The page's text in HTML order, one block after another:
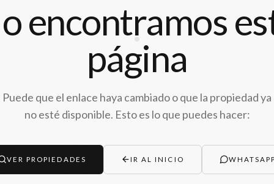
encontramos
página
Puede que el enlace haya cambiado o que la propiedad ya
no esté disponible. Esto es lo que puedes hacer:
VER PROPIEDADES IR AL INICIO